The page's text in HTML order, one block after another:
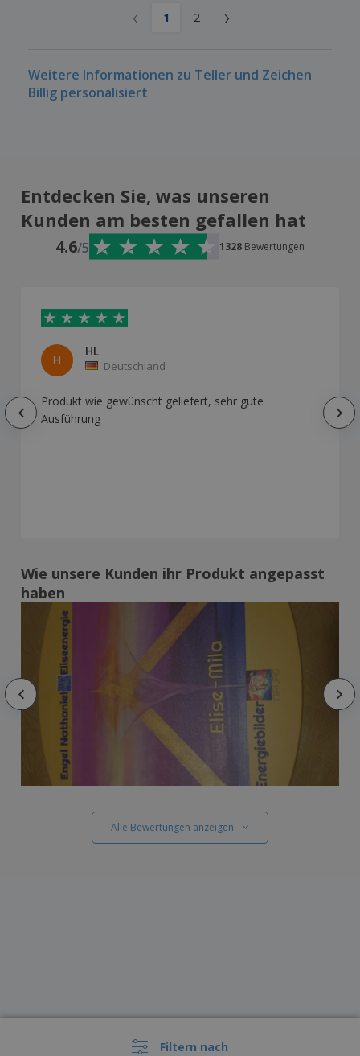
Filtern nach
‹ 1 2 ›
Weitere Informationen zu Teller und Zeichen
Billig personalisiert
Entdecken Sie, was unseren
Kunden am besten gefallen hat
4.6/5 1328 Bewertungen
H
HL
Deutschland
Produkt wie gewünscht geliefert, sehr gute
Ausführung
Wie unsere Kunden ihr Produkt angepasst
haben
Alle Bewertungen anzeigen